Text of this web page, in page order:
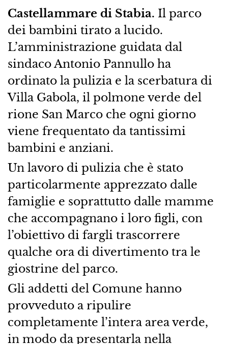
Castellammare di Stabia. Il parco
dei bambini tirato a lucido.
L’amministrazione guidata dal
sindaco Antonio Pannullo ha
ordinato la pulizia e la scerbatura di
Villa Gabola, il polmone verde del
rione San Marco che ogni giorno
viene frequentato da tantissimi
bambini e anziani.
Un lavoro di pulizia che è stato
particolarmente apprezzato dalle
famiglie e soprattutto dalle mamme
che accompagnano i loro figli, con
l’obiettivo di fargli trascorrere
qualche ora di divertimento tra le
giostrine del parco.
Gli addetti del Comune hanno
provveduto a ripulire
completamente l’intera area verde,
in modo da presentarla nella